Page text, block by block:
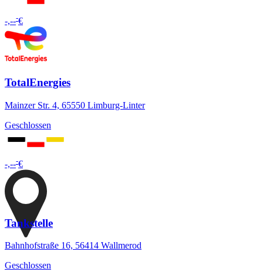
-,---€
TotalEnergies
Mainzer Str. 4, 65550 Limburg-Linter
Geschlossen
-,---€
Tankstelle
Bahnhofstraße 16, 56414 Wallmerod
Geschlossen